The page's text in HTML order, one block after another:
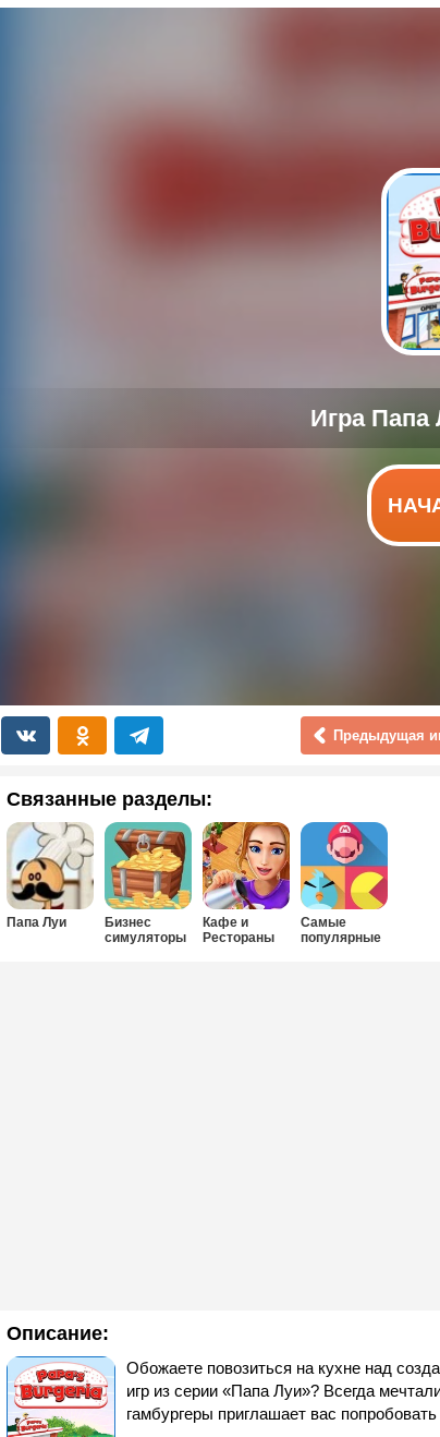
Предыдущая
Связанные разделы:
Папа Луи
Бизнес
симуляторы
Кафе и
Рестораны
Самые
популярные
Описание:
Обожаете повозиться на кухне над
игр из серии «Папа Луи»? Всегда
гамбургеры приглашает вас